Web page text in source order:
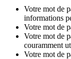
Votre mot de
informations
Votre mot de
Votre mot de
couramment
Votre mot de